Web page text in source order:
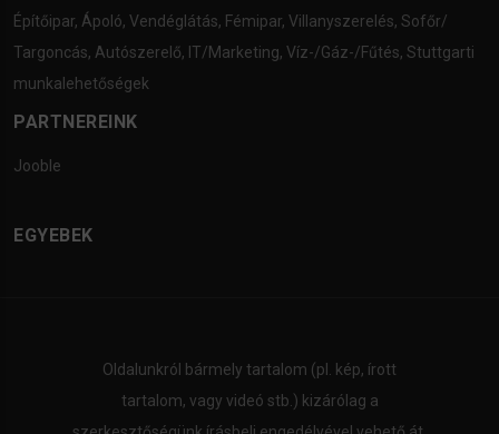
Építőipar, Ápoló, Vendéglátás, Fémipar, Villanyszerelés, Sofőr/
Targoncás, Autószerelő, IT/Marketing, Víz-/Gáz-/Fűtés, Stuttgarti
munkalehetőségek
PARTNEREINK
Jooble
EGYEBEK
Oldalunkról bármely tartalom (pl. kép, írott
tartalom, vagy videó stb.) kizárólag a